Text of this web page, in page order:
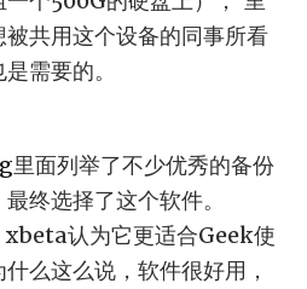
共用这个设备的同事所看
需要的。
里面列举了不少优秀的备份
终选择了这个软件。
认为它更适合Geek使
么这么说，软件很好用，